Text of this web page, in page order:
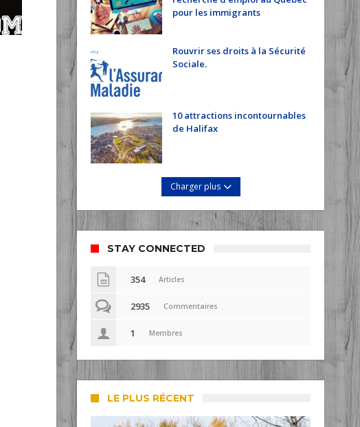
pour les immigrants
Rouvrir ses droits à la Sécurité
Sociale.
10 attractions incontournables
de Halifax
Charger plus
STAY CONNECTED
354 Articles
2935 Commentaires
1 Membres
LE PLUS RÉCENT